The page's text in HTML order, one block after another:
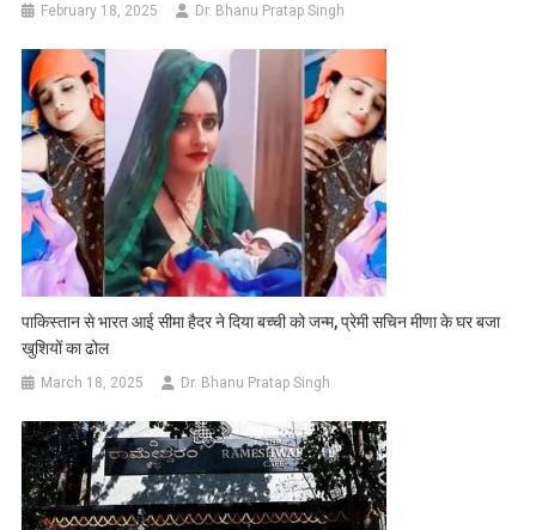
February 18, 2025 Dr. Bhanu Pratap Singh
पाकिस्तान से भारत आई सीमा हैदर ने दिया बच्ची को जन्म, प्रेमी सचिन मीणा के घर बजा
खुशियों का ढोल
March 18, 2025 Dr. Bhanu Pratap Singh